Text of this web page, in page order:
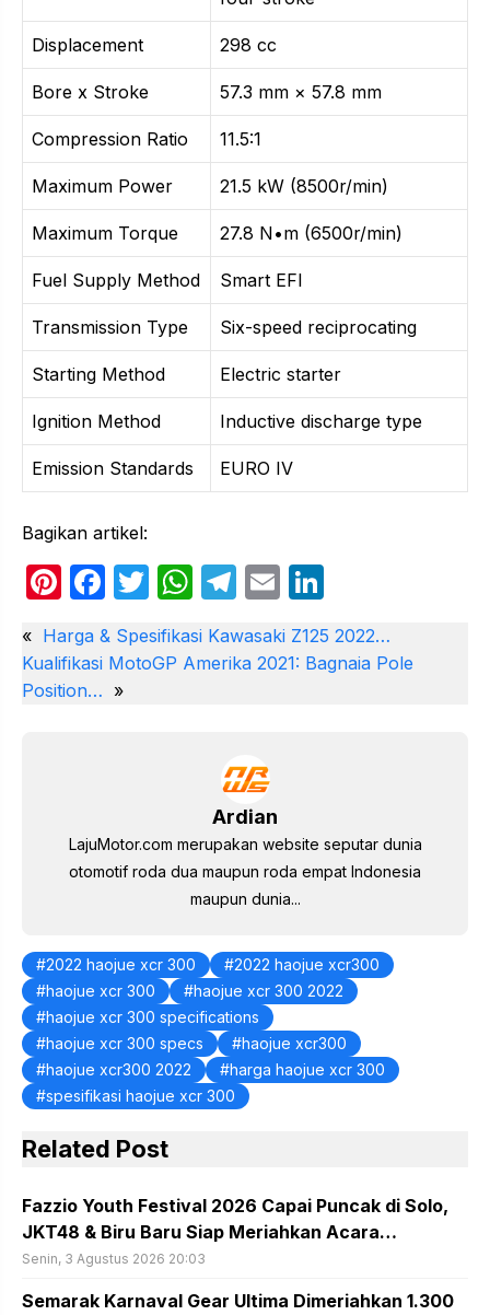
Displacement 298 cc
Bore x Stroke 57.3 mm × 57.8 mm
Compression Ratio 11.5:1
Maximum Power 21.5 kW (8500r/min)
Maximum Torque 27.8 N•m (6500r/min)
Fuel Supply Method Smart EFI
Transmission Type Six-speed reciprocating
Starting Method Electric starter
Ignition Method Inductive discharge type
Emission Standards EURO IV
Bagikan artikel:
Pi
er
e
F
c
e
k
T
itt
W
at
T
e
m
E
ail k
e
« Harga & Spesifikasi Kawasaki Z125 2022…
Kualifikasi MotoGP Amerika 2021: Bagnaia Pole
Position… »
Ardian
LajuMotor.com merupakan website seputar dunia
otomotif roda dua maupun roda empat Indonesia
maupun dunia...
2022 haojue xcr 300
2022 haojue xcr300
haojue xcr 300
haojue xcr 300 2022
haojue xcr 300 specifications
haojue xcr 300 specs
haojue xcr300
haojue xcr300 2022
harga haojue xcr 300
spesifikasi haojue xcr 300
Related Post
Fazzio Youth Festival 2026 Capai Puncak di Solo,
JKT48 & Biru Baru Siap Meriahkan Acara…
Senin, 3 Agustus 2026 20:03
Semarak Karnaval Gear Ultima Dimeriahkan 1.300